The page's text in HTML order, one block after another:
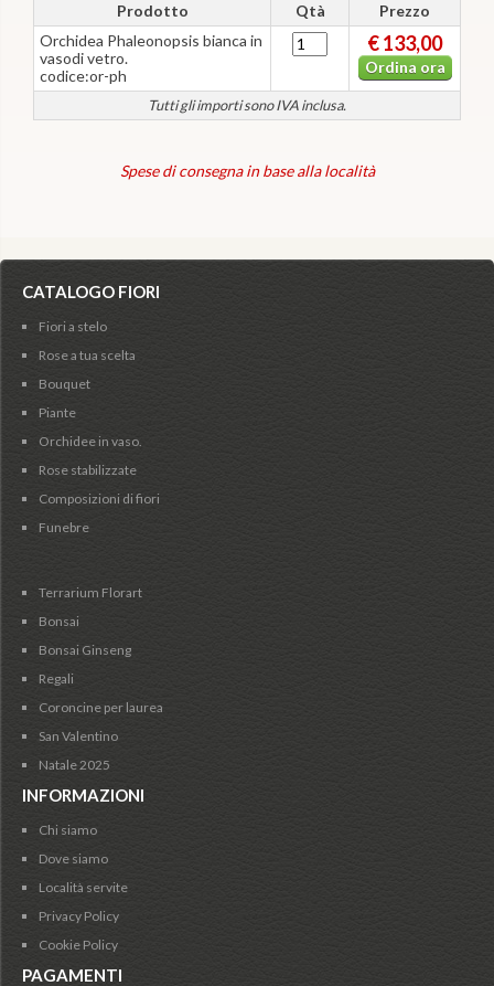
Prodotto Qtà Prezzo
Tutti gli importi sono IVA inclusa.
Orchidea Phaleonopsis bianca in
vasodi vetro.
codice:or-ph
€ 133,00
Ordina ora
Spese di consegna in base alla località
CATALOGO FIORI
Fiori a stelo
Rose a tua scelta
Bouquet
Piante
Orchidee in vaso.
Rose stabilizzate
Composizioni di fiori
Funebre
Terrarium Florart
Bonsai
Bonsai Ginseng
Regali
Coroncine per laurea
San Valentino
Natale 2025
INFORMAZIONI
Chi siamo
Dove siamo
Località servite
Privacy Policy
Cookie Policy
PAGAMENTI